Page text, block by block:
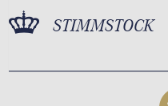
STIMMSTOCK